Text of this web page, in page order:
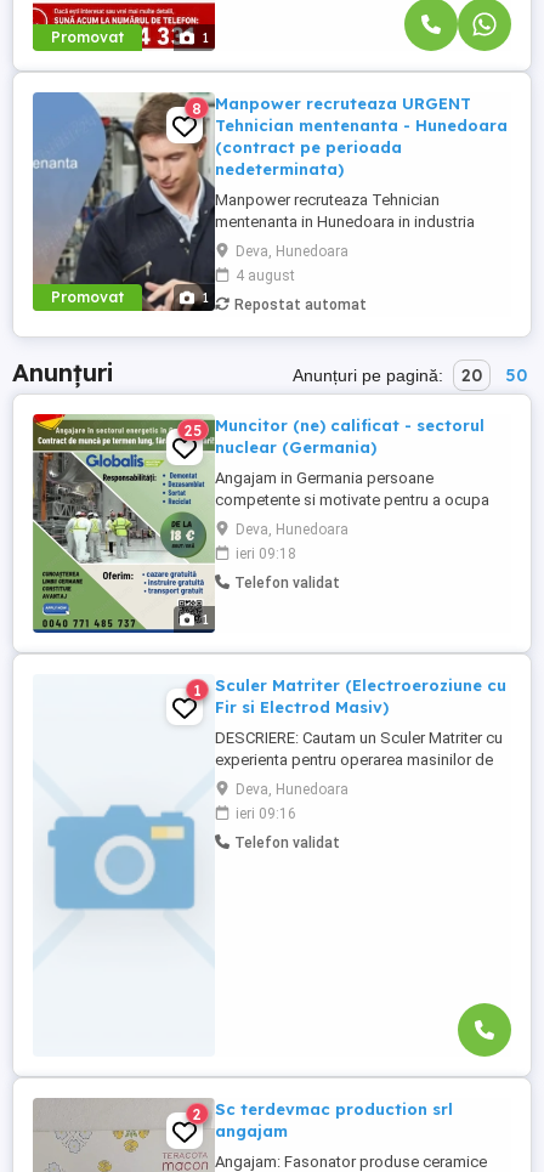
Promovat 1
Promovat 1
8
Manpower recruteaza URGENT
Tehnician mentenanta - Hunedoara
(contract pe perioada
nedeterminata)
Manpower recruteaza Tehnician
mentenanta in Hunedoara in industria
automotive. Responsabilitati principale: -
Analizarea si executarea lucrarilor de
reparatie, intretinere si revizie; - Verificarea
functionarii echipamentelor si participarea
Deva, Hunedoara
4 august
Repostat automat
Anunțuri Anunțuri pe pagină: 20 50
1
25
Muncitor (ne) calificat - sectorul
nuclear (Germania)
Angajam in Germania persoane
competente si motivate pentru a ocupa
urmatoarea pozitie in echipa noastra:
MUNCITOR (NE)CALIFICAT, SORTATOR-
DEZASAMBLARE SI DEZINSTALARE
ECHIPAMENTE CENTRALE NUCLEARE
echipamentelor si prelucrarea diferitelor ...
Deva, Hunedoara
ieri 09:18
Telefon validat
1
Sculer Matriter (Electroeroziune cu
Fir si Electrod Masiv)
DESCRIERE: Cautam un Sculer Matriter cu
experienta pentru operarea masinilor de
electroeroziune (EDM) cu fir si cu electrod
masiv. Vei asigura fabricarea profesionala
si precisa a componentelor destinate
sculelor de turnare prin injectie,
Deva, Hunedoara
ieri 09:16
Telefon validat
2
Sc terdevmac production srl
angajam
Angajam: Fasonator produse ceramice